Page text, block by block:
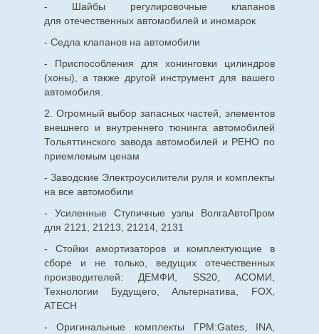
- Шайбы регулировочные клапанов
для отечественныхавтомобилей и иномарок
- Седла клапанов на автомобили
- Приспособления для хонинговки цилиндров
(хоны), а также другой инструмент для вашего
автомобиля.
2. Огромный выбор запасных частей, элементов
внешнего и внутреннего тюнинга автомобилей
Тольяттинского завода автомобилей и РЕНО по
приемлемым ценам
- Заводские Электроусилители руля и комплекты
на все автомобили
- Усиленные Ступичные узлы ВолгаАвтоПром
для 2121, 21213, 21214, 2131
- Стойки амортизаторов и комплектующие в
сборе и не только, ведущих отечественных
производителей: ДЕМФИ, SS20, АСОМИ,
Технологии Будущего, Альтернатива, FOX,
ATECH
- Оригинальные комплекты ГРМ:Gates, INA,